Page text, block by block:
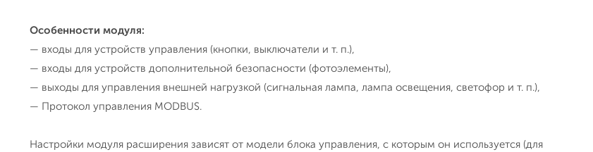
Особенности модуля:
— входы для устройств управления (кнопки, выключатели и т. п.),
— входы для устройств дополнительной безопасности (фотоэлементы),
— выходы для управления внешней нагрузкой (сигнальная лампа, лампа освещения, светофор и т. п.),
— Протокол управления MODBUS.
Настройки модуля расширения зависят от модели блока управления, с которым он используется (для